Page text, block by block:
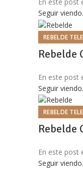
Seguir
REBELDE
Rebelde
En este post
Seguir
REBELDE
Rebelde
En este post
Seguir